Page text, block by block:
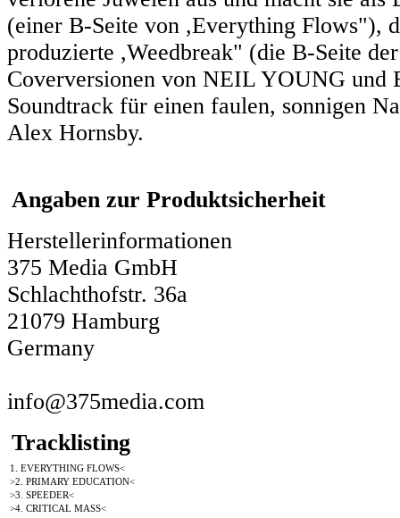
(einer B-Seite von ,Everything Flows"),
produzierte ,Weedbreak" (die B-Seite
Coverversionen von NEIL YOUNG und
Soundtrack für einen faulen, sonnigen
Alex Hornsby.
Angaben zur Produktsicherheit
Herstellerinformationen
375 Media GmbH
Schlachthofstr. 36a
21079 Hamburg
Germany
info@375media.com
Tracklisting
1. EVERYTHING FLOWS<
>2. PRIMARY EDUCATION<
>3. SPEEDER<
>4. CRITICAL MASS<